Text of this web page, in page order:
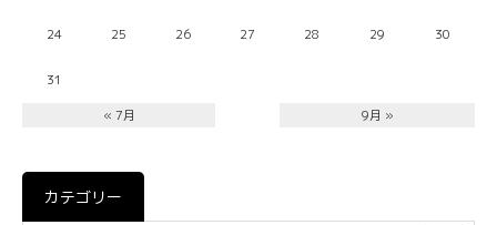
24 25 26 27 28 29 30
31
« 7月
9月 »
カテゴリー